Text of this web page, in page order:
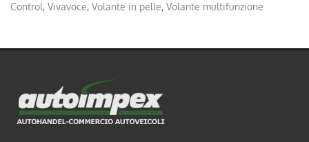
Control, Vivavoce, Volante in pelle, Volante multifunzione